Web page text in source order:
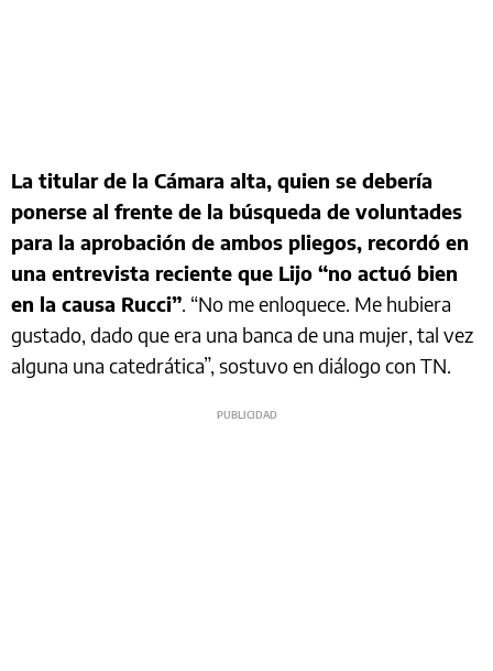
La titular de la Cámara alta, quien se debería
ponerse al frente de la búsqueda de voluntades
para la aprobación de ambos pliegos, recordó en
una entrevista reciente que Lijo “no actuó bien
en la causa Rucci”. “No me enloquece. Me hubiera
gustado, dado que era una banca de una mujer, tal vez
alguna una catedrática”, sostuvo en diálogo con TN.